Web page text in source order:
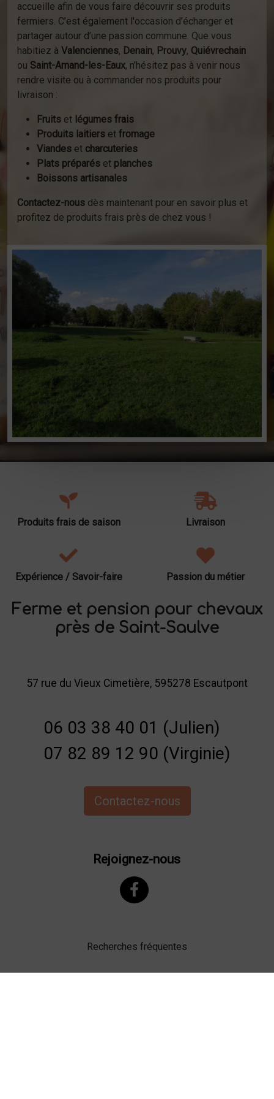
accueille afin de vous faire découvrir ses produits
fermiers. C’est également l'occasion d’échanger et
partager autour d’une passion commune. Que vous
habitiez à Valenciennes, Denain, Prouvy, Quiévrechain
ou Saint-Amand-les-Eaux, n’hésitez pas à venir nous
rendre visite ou à commander nos produits pour
livraison :
Fruits et légumes frais
Produits laitiers et fromage
Viandes et charcuteries
Plats préparés et planches
Boissons artisanales
Contactez-nous dès maintenant pour en savoir plus et
profitez de produits frais près de chez vous !
Produits frais de saison Livraison
Expérience / Savoir-faire Passion du métier
Ferme et pension pour chevaux
près de Saint-Saulve
57 rue du Vieux Cimetière, 595278 Escautpont
06 03 38 40 01 (Julien)
07 82 89 12 90 (Virginie)
Contactez-nous
Rejoignez-nous
Recherches fréquentes